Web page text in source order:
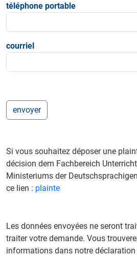
téléphone portable
courriel
Si vous souhaitez déposer une
décision dem Fachbereich
Ministeriums der
ce lien : plainte
Les données envoyées ne seront
traiter votre demande. Vous
informations dans notre